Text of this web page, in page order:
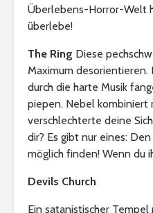
Überlebens-Horror-Welt
überlebe!
The Ring Diese
Maximum
durch die harte Musik
piepen. Nebel
verschlechterte deine
dir? Es gibt nur eines:
möglich finden! Wenn du
Devils Church
Ein satanistischer